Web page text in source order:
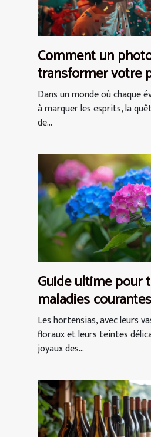
Comment un
transformer votre
événement en
inoubliable
Dans un monde où chaque
à marquer les esprits, la
de...
Guide ultime pour
maladies
hortensias
Les hortensias, avec leurs
floraux et leurs teintes
joyaux des...